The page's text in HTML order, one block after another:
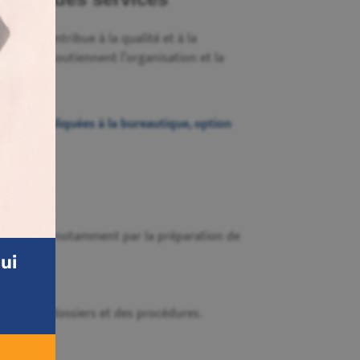
contribue à la qualité et à la
qui soutiennent l’organisation et la
appliquées à la bureautique, option
travail, notamment par la préparation de
des dossiers et des procédures.